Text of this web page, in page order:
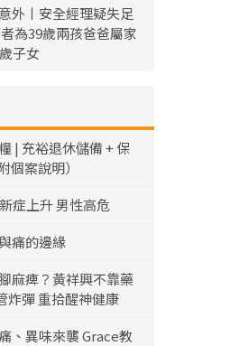
外丨安全經理疑失足
為39歲兩孩爸爸屬家
子女
| 充裕退休儲備 + 保
個案說明）
症上升 男性高危
痛的邊緣
麻痺？黃祥興不靠藥
炸彈 重拾醒神健康
、異味來襲 Grace教